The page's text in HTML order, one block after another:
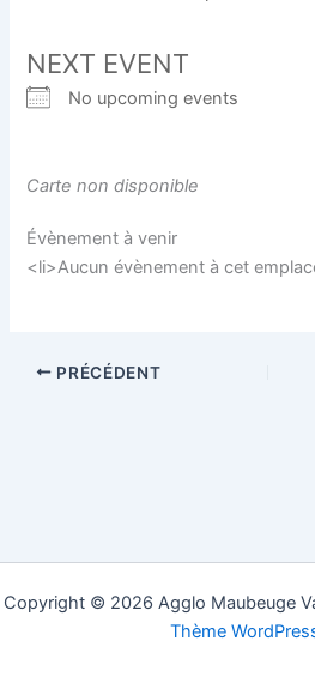
NEXT EVENT
No upcoming events
Carte non disponible
Évènement à venir
<li>Aucun évènement à cet
PRÉCÉDENT
Copyright © 2026 Agglo Maubeuge
Thème